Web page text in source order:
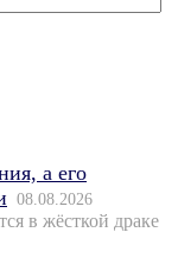
а его
08.08.2026
в жёсткой драке